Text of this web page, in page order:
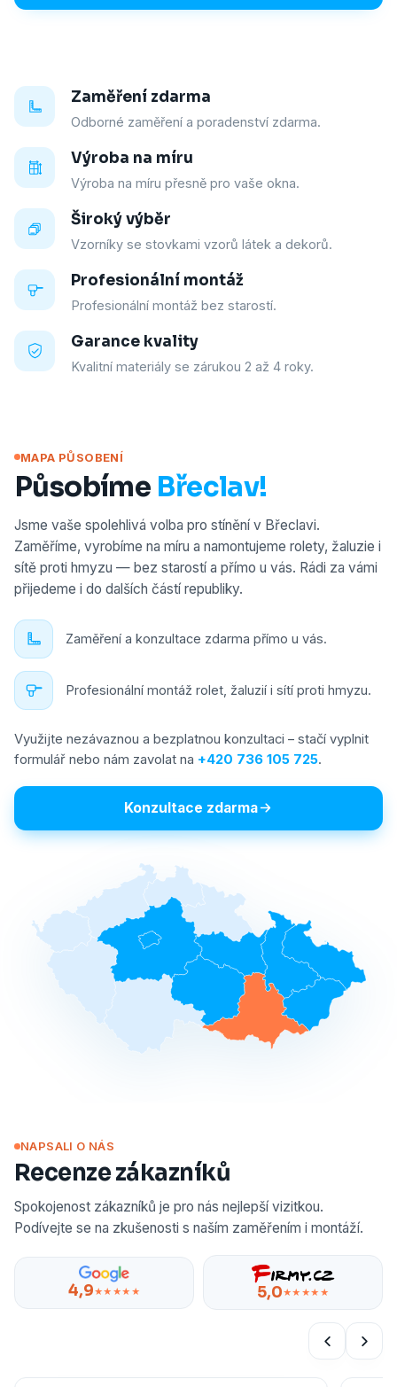
Zaměření zdarma
Odborné zaměření a poradenství zdarma.
Výroba na míru
Výroba na míru přesně pro vaše okna.
Široký výběr
Vzorníky se stovkami vzorů látek a dekorů.
Profesionální montáž
Profesionální montáž bez starostí.
Garance kvality
Kvalitní materiály se zárukou 2 až 4 roky.
MAPA PŮSOBENÍ
Působíme Břeclav!
Jsme vaše spolehlivá volba pro stínění v Břeclavi.
Zaměříme, vyrobíme na míru a namontujeme rolety, žaluzie i
sítě proti hmyzu — bez starostí a přímo u vás. Rádi za vámi
přijedeme i do dalších částí republiky.
Zaměření a konzultace zdarma přímo u vás.
Profesionální montáž rolet, žaluzií i sítí proti hmyzu.
Využijte nezávaznou a bezplatnou konzultaci – stačí vyplnit
formulář nebo nám zavolat na +420 736 105 725.
Konzultace zdarma
NAPSALI O NÁS
Recenze zákazníků
Spokojenost zákazníků je pro nás nejlepší vizitkou.
Podívejte se na zkušenosti s naším zaměřením i montáží.
4,9★★★★★ 5,0★★★★★